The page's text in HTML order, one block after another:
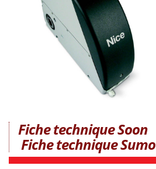
Fiche technique Soon
Fiche technique Sumo